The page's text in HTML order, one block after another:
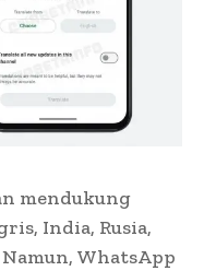
mendukung
India, Rusia,
WhatsApp